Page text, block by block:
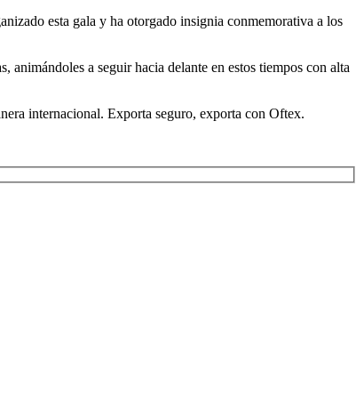
esta gala y ha otorgado insignia conmemorativa a los
a seguir hacia delante en estos tiempos con alta
internacional. Exporta seguro, exporta con Oftex.